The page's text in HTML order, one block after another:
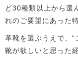
ど30種類以上から選
れのご要望にあった
革靴を選ぶうえで、“
靴が欲しいと思った